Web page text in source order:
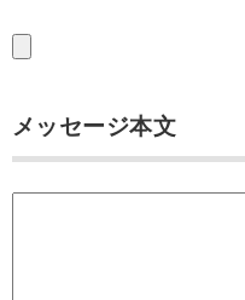
メッセージ本文